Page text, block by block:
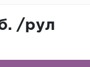
/рул